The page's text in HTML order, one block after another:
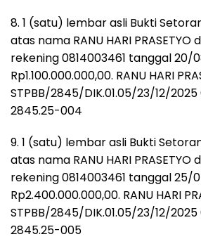
8. 1 (satu) lembar asli Bukti
atas nama RANU HARI
rekening 0814003461 tanggal 20/
Rp1.100.000.000,00. RANU HARI
STPBB/2845/DIK.01.05/23/12/
2845.25-004
9. 1 (satu) lembar asli Bukti
atas nama RANU HARI
rekening 0814003461 tanggal 25/
Rp2.400.000.000,00. RANU HARI
STPBB/2845/DIK.01.05/23/12/
2845.25-005